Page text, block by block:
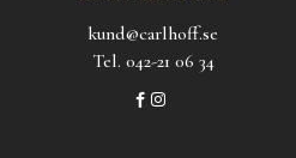
kund@carlhoff.se
Tel. 042-21 06 34